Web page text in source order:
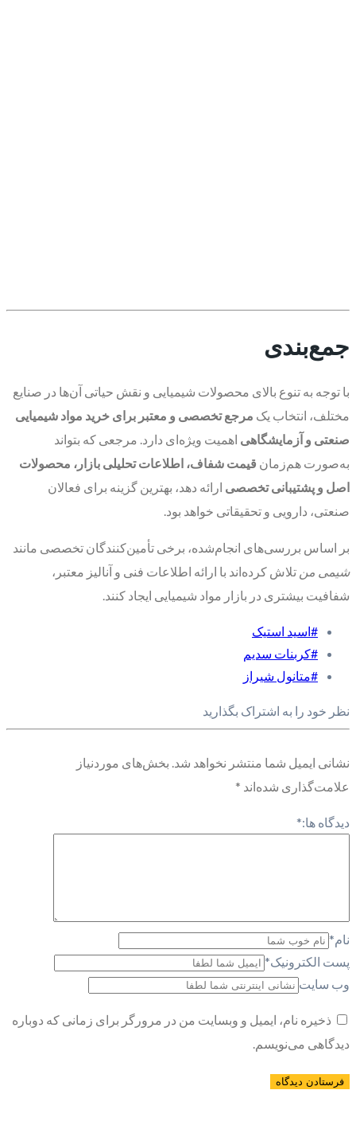
جمع‌بندی
با توجه به تنوع بالای محصولات شیمیایی و نقش حیاتی آن‌ها در صنایع
مختلف، انتخاب یک مرجع تخصصی و معتبر برای خرید مواد شیمیایی
صنعتی و آزمایشگاهی اهمیت ویژه‌ای دارد. مرجعی که بتواند
به‌صورت هم‌زمان قیمت شفاف، اطلاعات تحلیلی بازار، محصولات
اصل و پشتیبانی تخصصی ارائه دهد، بهترین گزینه برای فعالان
صنعتی، دارویی و تحقیقاتی خواهد بود.
بر اساس بررسی‌های انجام‌شده، برخی تأمین‌کنندگان تخصصی مانند
شیمی من تلاش کرده‌اند با ارائه اطلاعات فنی و آنالیز معتبر،
شفافیت بیشتری در بازار مواد شیمیایی ایجاد کنند.
#اسید استیک
#کربنات سدیم
#متانول شیراز
نظر خود را به اشتراک بگذارید
نشانی ایمیل شما منتشر نخواهد شد. بخش‌های موردنیاز
علامت‌گذاری شده‌اند *
دیدگاه ها:*
نام*
پست الکترونیک*
وب سایت
ذخیره نام، ایمیل و وبسایت من در مرورگر برای زمانی که دوباره
دیدگاهی می‌نویسم.